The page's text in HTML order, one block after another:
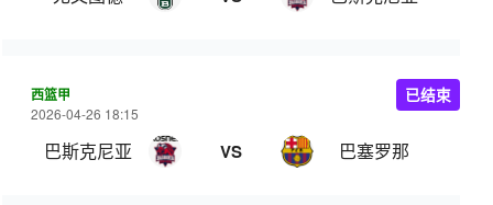
西篮甲
2026-04-26 18:15
巴斯克尼亚 VS 巴塞罗那
已结束